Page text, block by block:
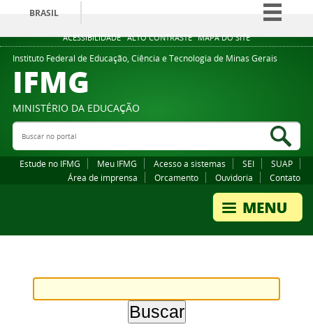
ACESSIBILIDADE ALTO CONTRASTE MAPA DO SITE
BRASIL
Simplifique!
Comunica BR
Legislação
Instituto Federal de Educação, Ciência e Tecnologia de Minas Gerais
IFMG
MINISTÉRIO DA EDUCAÇÃO
Buscar no portal
Estude no IFMG Meu IFMG Acesso a sistemas SEI
SUAP
Área de imprensa
Orcamento Ouvidoria Contato